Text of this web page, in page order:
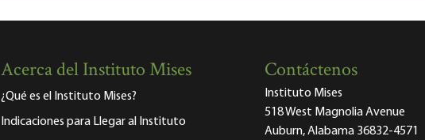
Acerca del Instituto Mises
¿Qué es el Instituto Mises?
Indicaciones para Llegar al Instituto
Contáctenos
Instituto Mises
518 West Magnolia Avenue
Auburn, Alabama 36832-4571